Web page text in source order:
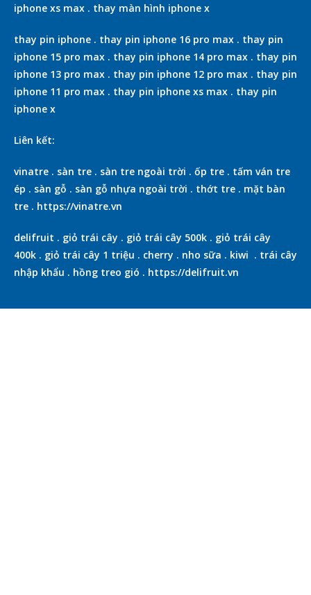
iphone xs max . thay màn hình iphone x
thay pin iphone . thay pin iphone 16 pro max . thay pin
iphone 15 pro max . thay pin iphone 14 pro max . thay pin
iphone 13 pro max . thay pin iphone 12 pro max . thay pin
iphone 11 pro max . thay pin iphone xs max . thay pin
iphone x
Liên kết:
vinatre . sàn tre . sàn tre ngoài trời . ốp tre . tấm ván tre
ép . sàn gỗ . sàn gỗ nhựa ngoài trời . thớt tre . mặt bàn
tre . https://vinatre.vn
delifruit . giỏ trái cây . giỏ trái cây 500k . giỏ trái cây
400k . giỏ trái cây 1 triệu . cherry . nho sữa . kiwi . trái cây
nhập khẩu . hồng treo gió . https://delifruit.vn